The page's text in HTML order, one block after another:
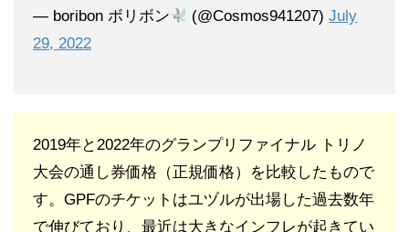
— boribon ボリボン (@Cosmos941207)July
29, 2022
2019年と2022年のグランプリファイナル トリノ
大会の通し券価格（正規価格）を比較したもので
す。GPFのチケットはユヅルが出場した過去数年
で伸びており、最近は大きなインフレが起きてい